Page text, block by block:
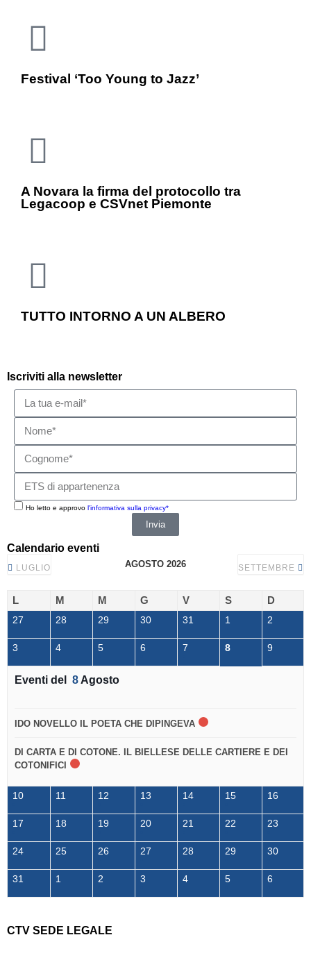
Festival ‘Too Young to Jazz’
A Novara la firma del protocollo tra
Legacoop e CSVnet Piemonte
TUTTO INTORNO A UN ALBERO
Iscriviti alla newsletter
Ho letto e approvo l'informativa sulla privacy*
Invia
Calendario eventi
LUGLIO AGOSTO 2026 SETTEMBRE
L M M G V S D
27 28 29 30 31 1 2
3 4 5 6 7 8 9
Eventi del 8 Agosto
IDO NOVELLO IL POETA CHE DIPINGEVA
DI CARTA E DI COTONE. IL BIELLESE DELLE CARTIERE E DEI
COTONIFICI
10 11 12 13 14 15 16
17 18 19 20 21 22 23
24 25 26 27 28 29 30
31 1 2 3 4 5 6
CTV SEDE LEGALE